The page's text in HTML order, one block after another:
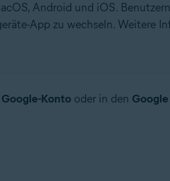
Update, 32-/64-Bit
Android und iOS.
App zu wechseln. Weitere
Google-Konto oder in den